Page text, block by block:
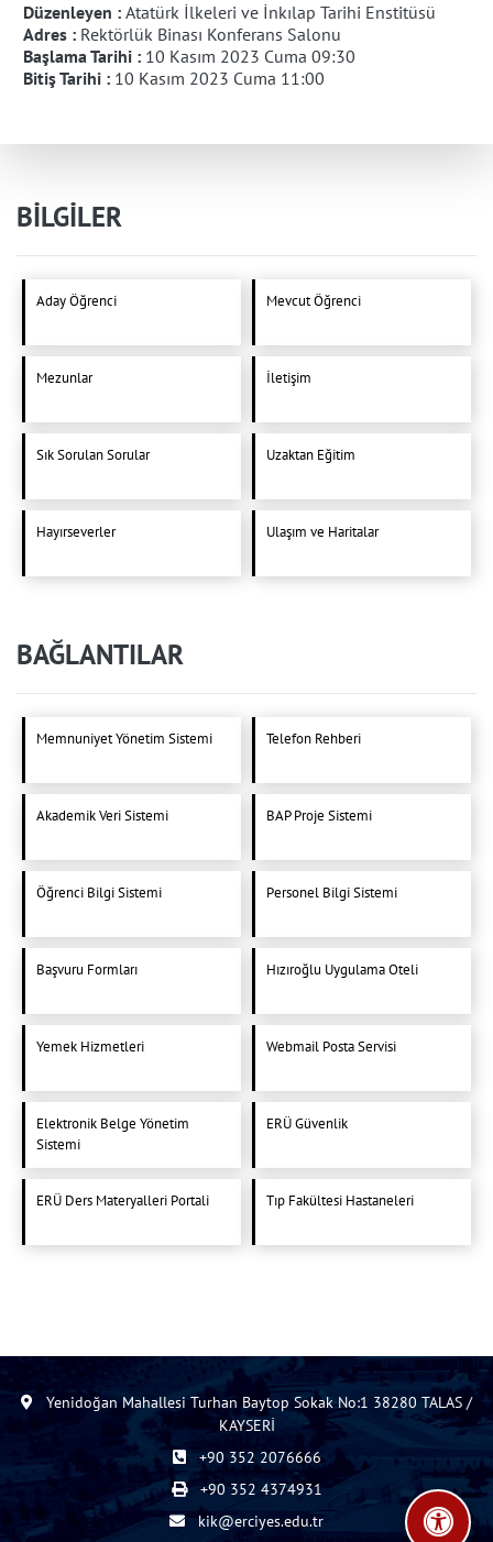
Düzenleyen : Atatürk İlkeleri ve İnkılap Tarihi Enstitüsü
Adres : Rektörlük Binası Konferans Salonu
Başlama Tarihi : 10 Kasım 2023 Cuma 09:30
Bitiş Tarihi : 10 Kasım 2023 Cuma 11:00
BİLGİLER
Aday Öğrenci Mevcut Öğrenci
Mezunlar İletişim
Sık Sorulan Sorular Uzaktan Eğitim
Hayırseverler Ulaşım ve Haritalar
BAĞLANTILAR
Memnuniyet Yönetim Sistemi Telefon Rehberi
Akademik Veri Sistemi BAP Proje Sistemi
Öğrenci Bilgi Sistemi Personel Bilgi Sistemi
Başvuru Formları Hızıroğlu Uygulama Oteli
Yemek Hizmetleri Webmail Posta Servisi
Elektronik Belge Yönetim
Sistemi
ERÜ Güvenlik
ERÜ Ders Materyalleri Portali Tıp Fakültesi Hastaneleri
Yenidoğan Mahallesi Turhan Baytop Sokak No:1 38280 TALAS /
KAYSERİ
+90 352 2076666
+90 352 4374931
kik@erciyes.edu.tr